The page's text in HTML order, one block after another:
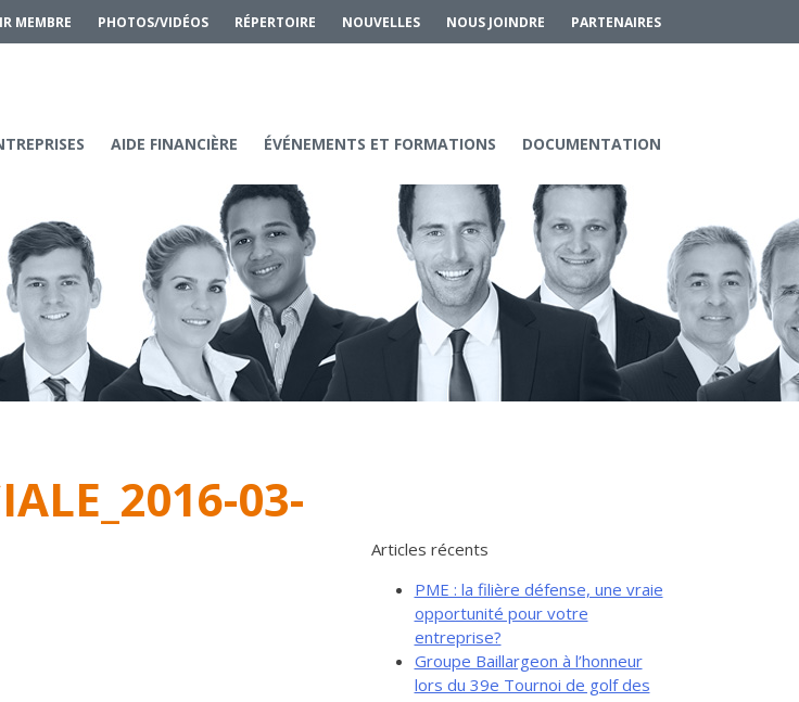
MEMBRE PHOTOS/VIDÉOS RÉPERTOIRE NOUVELLES NOUS JOINDRE PARTENAIRES
AIDE FINANCIÈRE ÉVÉNEMENTS ET FORMATIONS DOCUMENTATION
03-
Articles récents
PME : la filière défense, une vraie
opportunité pour votre
entreprise?
Groupe Baillargeon à l’honneur
lors du 39e Tournoi de golf des